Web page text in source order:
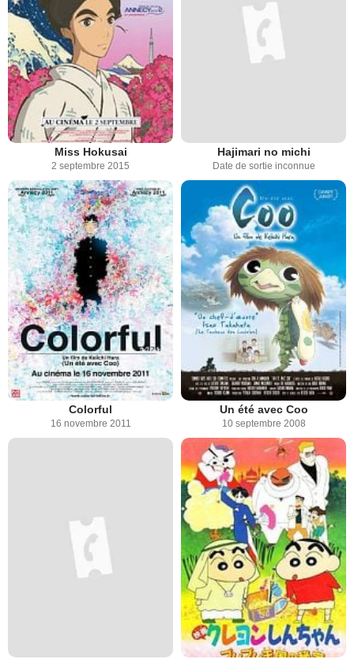
Miss Hokusai
2 septembre 2015
Hajimari no michi
Date de sortie inconnue
Colorful
16 novembre 2011
Un été avec Coo
10 septembre 2008